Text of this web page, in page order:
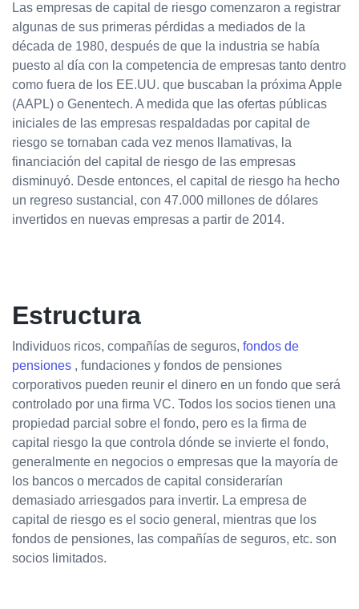
Las empresas de capital de riesgo comenzaron a registrar
algunas de sus primeras pérdidas a mediados de la
década de 1980, después de que la industria se había
puesto al día con la competencia de empresas tanto dentro
como fuera de los EE.UU. que buscaban la próxima Apple
(AAPL) o Genentech. A medida que las ofertas públicas
iniciales de las empresas respaldadas por capital de
riesgo se tornaban cada vez menos llamativas, la
financiación del capital de riesgo de las empresas
disminuyó. Desde entonces, el capital de riesgo ha hecho
un regreso sustancial, con 47.000 millones de dólares
invertidos en nuevas empresas a partir de 2014.
Estructura
Individuos ricos, compañías de seguros, fondos de
pensiones , fundaciones y fondos de pensiones
corporativos pueden reunir el dinero en un fondo que será
controlado por una firma VC. Todos los socios tienen una
propiedad parcial sobre el fondo, pero es la firma de
capital riesgo la que controla dónde se invierte el fondo,
generalmente en negocios o empresas que la mayoría de
los bancos o mercados de capital considerarían
demasiado arriesgados para invertir. La empresa de
capital de riesgo es el socio general, mientras que los
fondos de pensiones, las compañías de seguros, etc. son
socios limitados.